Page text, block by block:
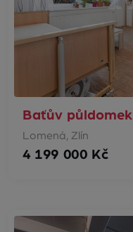
Baťův
Lomená, Zlín
4 199 000 Kč